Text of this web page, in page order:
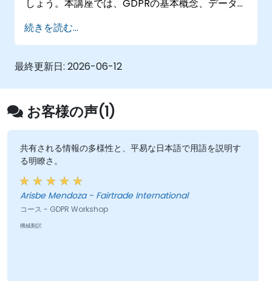
しょう。本講座では、GDPRの基本概念、データ
要件、個人情報漏洩時の通知義務、そしてプライ
バシー・バイ・デザインについて解説します。ま
た、組織全体でGDPRコンプライアンスを実現さ
法かつ信頼性の高いデータ処理体制を構築し、デ
ータ保護に対する責任意識の向上にもつながりま
す。
続きを読む...
最終更新日: 2026-06-12
お客様の声(1)
共有される情報の多様性と、平易な日本語で用語を説明す
る明瞭さ。
Arisbe Mendoza - Fairtrade International
コース - GDPR Workshop
機械翻訳